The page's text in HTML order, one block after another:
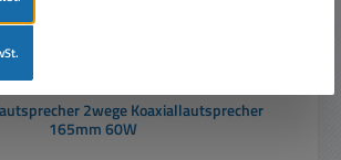
2wege Koaxiallautsprecher
165mm 60W